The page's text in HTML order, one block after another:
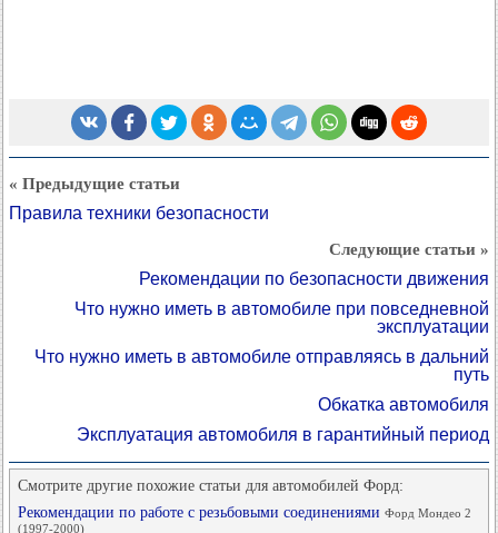
« Предыдущие статьи
Правила техники безопасности
Следующие статьи »
Рекомендации по безопасности движения
Что нужно иметь в автомобиле при повседневной
эксплуатации
Что нужно иметь в автомобиле отправляясь в дальний
путь
Обкатка автомобиля
Эксплуатация автомобиля в гарантийный период
Смотрите другие похожие статьи для автомобилей Форд:
Рекомендации по работе с резьбовыми соединениями Форд Мондео 2
(1997-2000)